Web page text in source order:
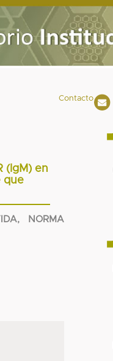
Contacto
(IgM) en
que
NORMA